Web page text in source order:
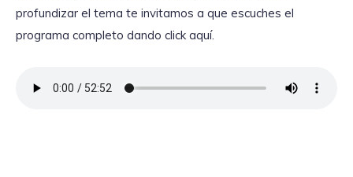
profundizar el tema te invitamos a que escuches el
programa completo dando click aquí.